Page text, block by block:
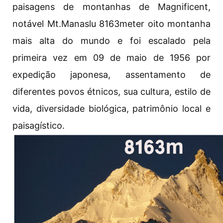
paisagens de montanhas de Magnificent,
notável Mt.Manaslu 8163meter oito montanha
mais alta do mundo e foi escalado pela
primeira vez em 09 de maio de 1956 por
expedição japonesa, assentamento de
diferentes povos étnicos, sua cultura, estilo de
vida, diversidade biológica, patrimônio local e
paisagístico.